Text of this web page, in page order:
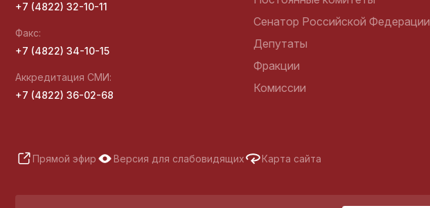
Правовой портал
+7 (4822) 32-10-11
Факс:
+7 (4822) 34-10-15
Аккредитация СМИ:
+7 (4822) 36-02-68
Прямой эфир Версия для слабовидящих Карта сайта
Сенатор Российской Федерации
Депутаты
Фракции
Комиссии